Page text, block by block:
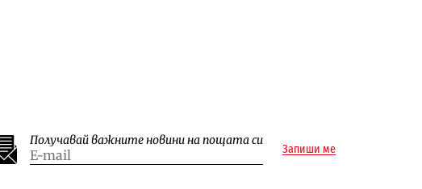
Получавай важните новини на пощата си
Запиши ме